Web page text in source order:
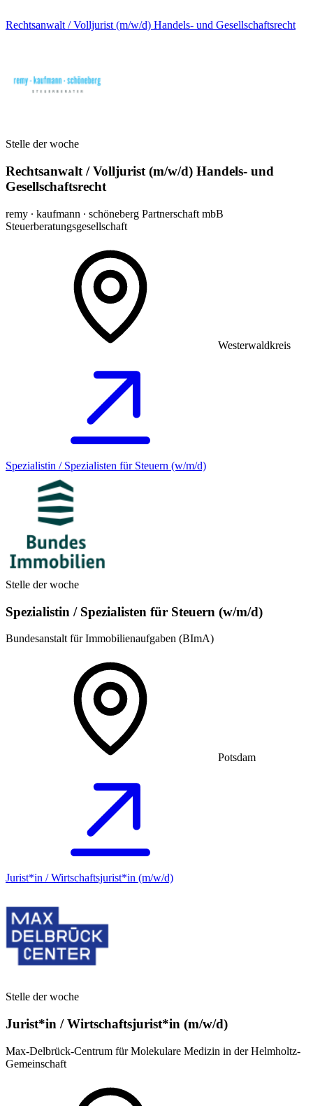
Rechtsanwalt / Volljurist (m/w/d) Handels- und Gesellschaftsrecht
Stelle der woche
Rechtsanwalt / Volljurist (m/w/d) Handels- und
Gesellschaftsrecht
remy ∙ kaufmann ∙ schöneberg Partnerschaft mbB
Steuerberatungsgesellschaft
Westerwaldkreis
Spezialistin / Spezialisten für Steuern (w/m/d)
Stelle der woche
Spezialistin / Spezialisten für Steuern (w/m/d)
Bundesanstalt für Immobilienaufgaben (BImA)
Potsdam
Jurist*in / Wirtschafts­jurist*in (m/w/d)
Stelle der woche
Jurist*in / Wirtschafts­jurist*in (m/w/d)
Max-Delbrück-Centrum für Molekulare Medizin in der Helmholtz-
Gemeinschaft